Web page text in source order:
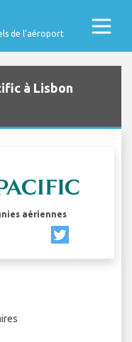
de l’aéroport
à Lisbon
aériennes